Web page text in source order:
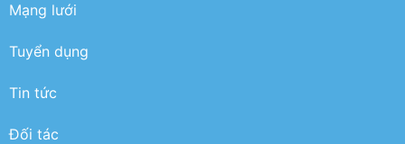
Mạng lưới
Tuyển dụng
Tin tức
Đối tác